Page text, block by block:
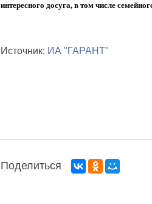
интересного досуга, в том числе
Источник: ИА "ГАРАНТ"
Поделиться